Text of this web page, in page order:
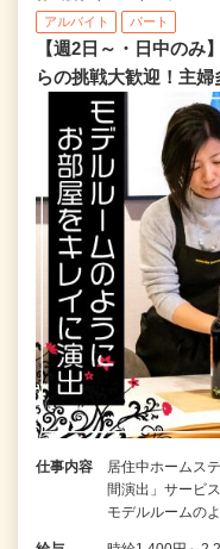
アルバイト パート
【週2日～・日中の
らの挑戦大歓迎！主
仕事内容
居住中ホームス
間演出」サービ
モデルルームの